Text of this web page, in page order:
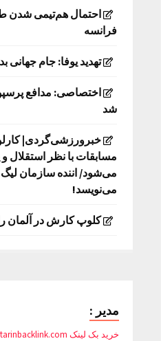
احتمال هم‌تیمی شدن
فرانسه
تهدید یوفا: جام جهانی
اختصاصی: مدافع
شد
خبرورزشی‌گردی|
مسابقات با نظر
می‌شود/ اننده سازمان لیگ
می‌نویسد!
کلوپ کارش در آلمان
مدیر :
خرید بک لینک behtarinbacklink.com